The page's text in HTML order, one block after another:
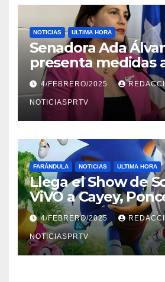
NOTICIAS ULTIMA HORA
Senadora Ada
presenta medidas
violencia en el
4/FEBRERO/2025
NOTICIASPRTV
FARÁNDULA NOTICIAS ULTIMA HORA
Llega el Show de
ViVO a Cayey,
Barceloneta y
Relojes gratis para
compre ahora….
4/FEBRERO/2025
NOTICIASPRTV